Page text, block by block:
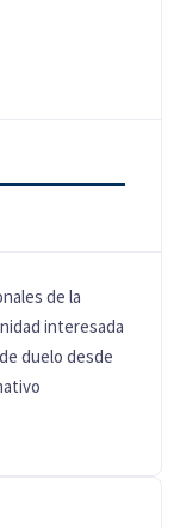
de la
interesada
duelo desde